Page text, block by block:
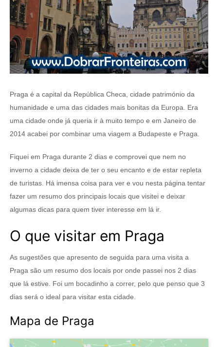
Praga é a capital da República Checa, cidade património da
humanidade e uma das cidades mais bonitas da Europa. Era
uma cidade onde já queria ir à muito tempo e em Janeiro de
2014 acabei por combinar uma viagem a Budapeste e Praga.
Fiquei em Praga durante 2 dias e comprovei que nem no
inverno a cidade deixa de ter o seu encanto e de estar repleta
de turistas. Há imensa coisa para ver e vou nesta página tentar
fazer um resumo dos principais locais que visitei e deixar
algumas dicas para quem tiver interesse em lá ir.
O que visitar em Praga
As sugestões que apresento de seguida para uma visita a
Praga são um resumo dos locais por onde passei nos 2 dias
que lá estive. Foi um bocadinho a correr, pelo que penso que 3
dias será o ideal para visitar esta cidade.
Mapa de Praga